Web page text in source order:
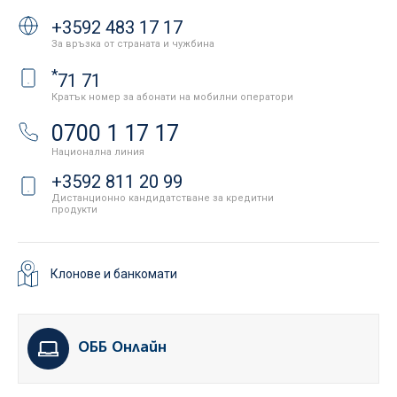
+3592 483 17 17
За връзка от страната и чужбина
*71 71
Кратък номер за абонати на мобилни оператори
0700 1 17 17
Национална линия
+3592 811 20 99
Дистанционно кандидатстване за кредитни
продукти
Клонове и банкомати
ОББ Онлайн